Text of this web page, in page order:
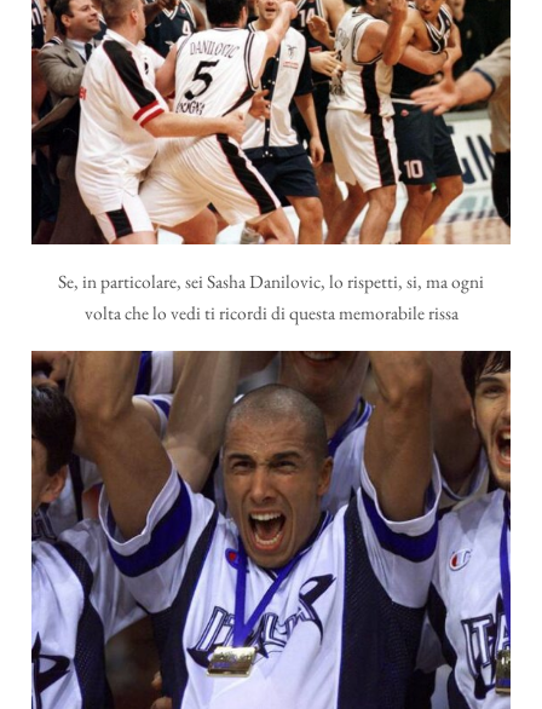
Se, in particolare, sei Sasha Danilovic, lo rispetti, si, ma ogni
volta che lo vedi ti ricordi di questa memorabile rissa